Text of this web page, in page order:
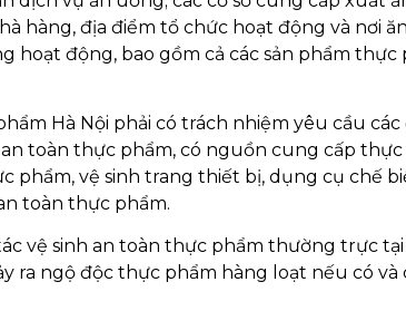
hàng, địa điểm tổ chức hoạt động và nơi
hoạt động, bao gồm cả các sản phẩm thực
Hà Nội phải có trách nhiệm yêu cầu các
toàn thực phẩm, có nguồn cung cấp thực
phẩm, vệ sinh trang thiết bị, dụng cụ chế
toàn thực phẩm.
vệ sinh an toàn thực phẩm thường trực
ra ngộ độc thực phẩm hàng loạt nếu có và